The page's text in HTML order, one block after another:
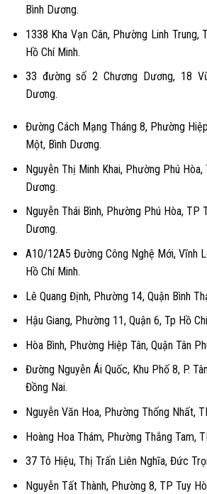
Bình Dương.
1338 Kha Vạn Cân, Phường Linh Trung,
Hồ Chí Minh.
33 đường số 2 Chương Dương, 18
Dương.
Đường Cách Mạng Tháng 8, Phường
Một, Bình Dương.
Nguyễn Thị Minh Khai, Phường Phú
Dương.
Nguyễn Thái Bình, Phường Phú Hòa, TP
Dương.
A10/12A5 Đường Công Nghệ Mới, Vĩnh
Hồ Chí Minh.
Lê Quang Định, Phường 14, Quận Bình
Hậu Giang, Phường 11, Quận 6, Tp Hồ
Hòa Bình, Phường Hiệp Tân, Quận Tân
Đường Nguyễn Ái Quốc, Khu Phố 8, P.
Đồng Nai.
Nguyễn Văn Hoa, Phường Thống Nhất,
Hoàng Hoa Thám, Phường Thắng Tam,
37 Tô Hiệu, Thị Trấn Liên Nghĩa, Đức
Nguyễn Tất Thành, Phường 8, TP Tuy